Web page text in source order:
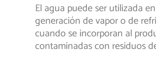
El agua puede ser utilizada
generación de vapor o de
cuando se incorporan al
contaminadas con residuos